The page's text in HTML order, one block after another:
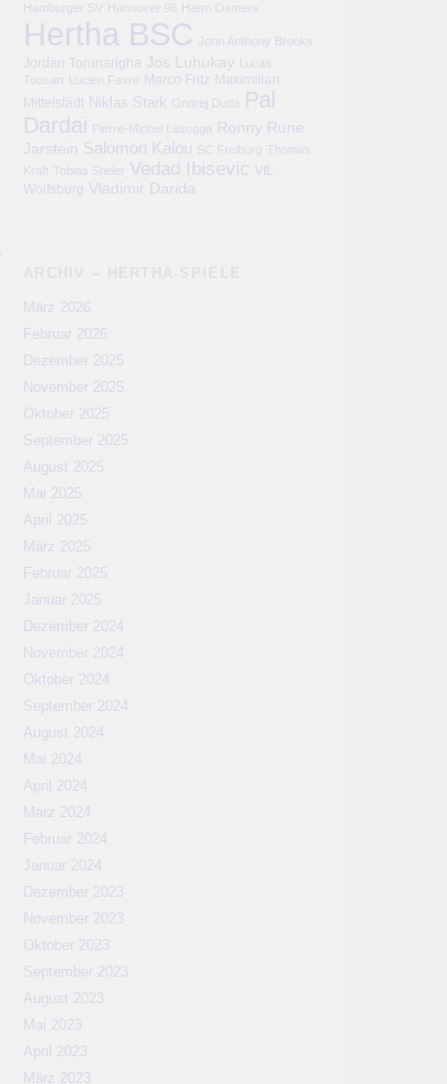
Hamburger SV
Hannover 96 Harm Osmers
Hertha BSC
John Anthony Brooks
Jordan Torunarigha
Jos Luhukay
Lucas
Tousart
Lucien Favre Marco Fritz Maximilian
Mittelstädt
Niklas Stark Ondrej Duda Pal
Dardai Pierre-Michel Lasogga Ronny
Rune
Jarstein Salomon Kalou SC Freiburg
Thomas
Kraft
Tobias Stieler Vedad Ibisevic
VfL
Wolfsburg
Vladimir Darida
März 2026
Februar 2026
Dezember 2025
November 2025
Oktober 2025
September 2025
August 2025
Mai 2025
April 2025
März 2025
Februar 2025
Januar 2025
Dezember 2024
November 2024
Oktober 2024
September 2024
August 2024
Mai 2024
April 2024
März 2024
Februar 2024
Januar 2024
Dezember 2023
November 2023
Oktober 2023
September 2023
August 2023
Mai 2023
April 2023
März 2023